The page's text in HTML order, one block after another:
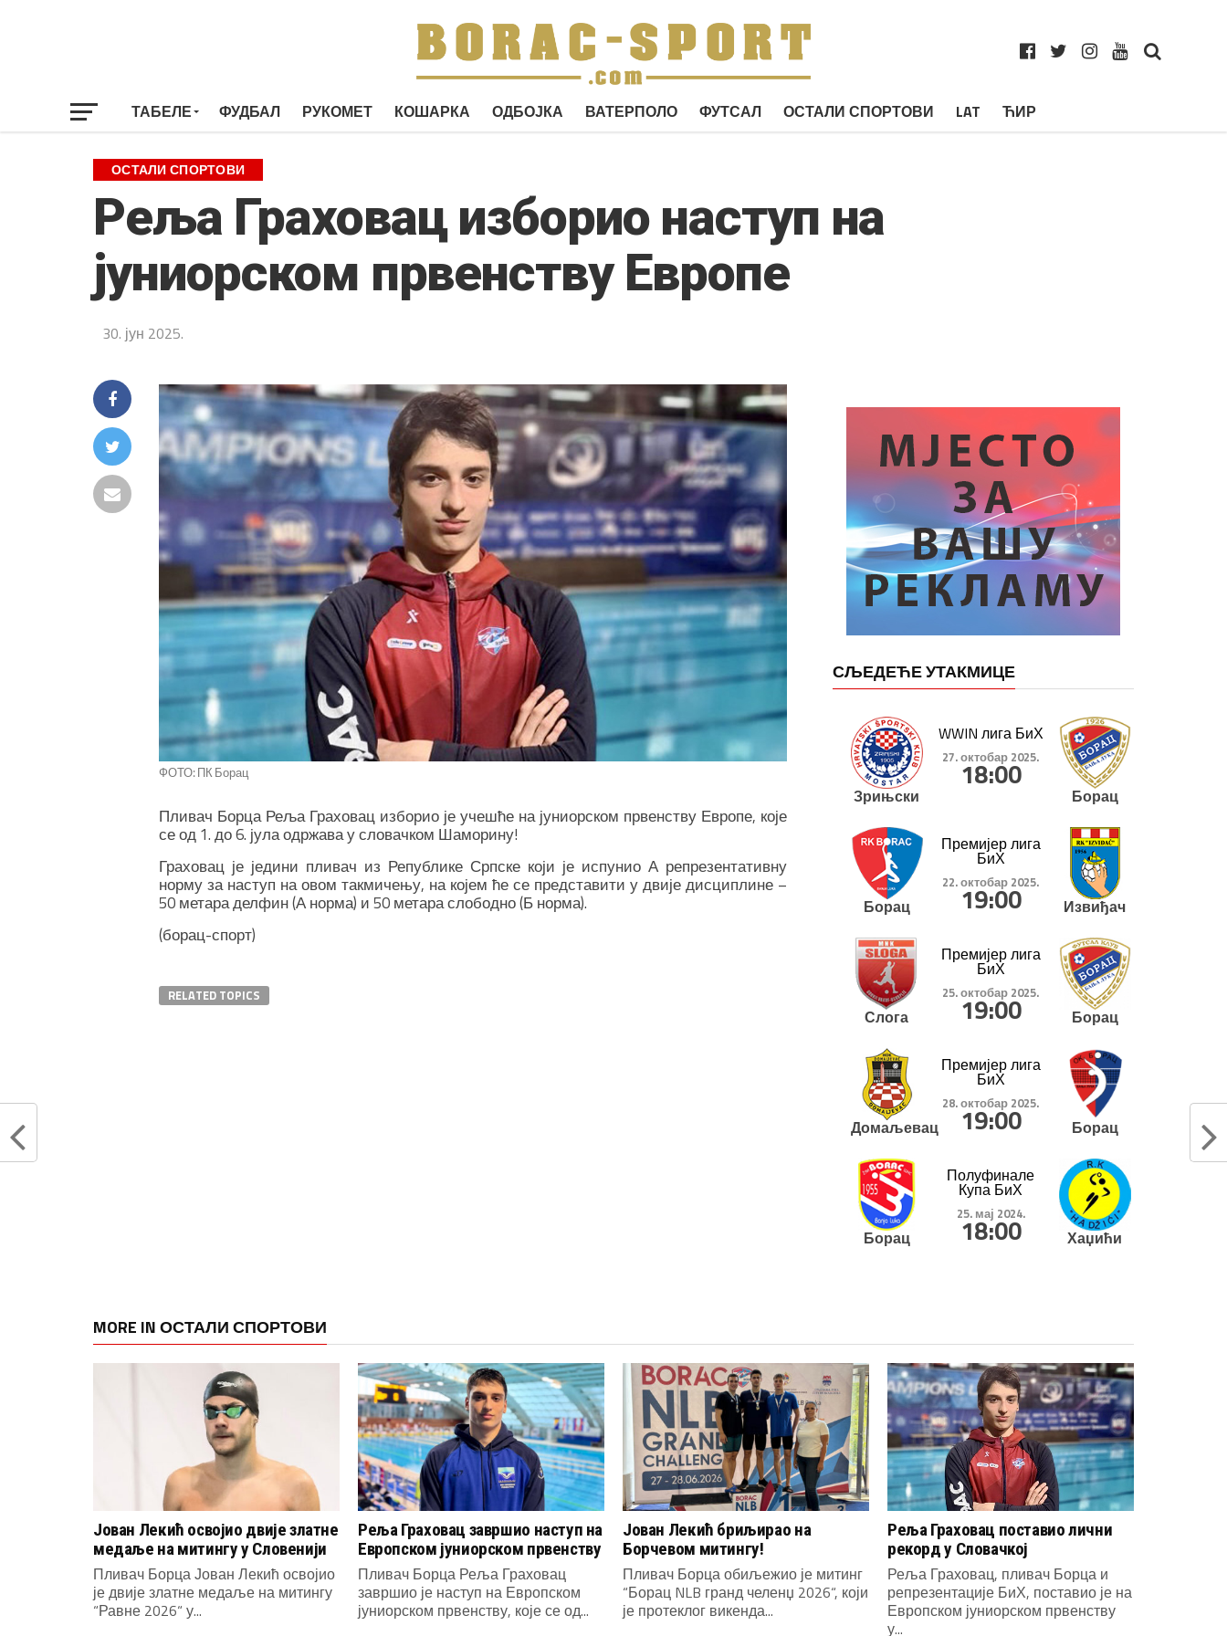
ТАБЕЛЕ ФУДБАЛ РУКОМЕТ КОШАРКА ОДБОЈКА ВАТЕРПОЛО ФУТСАЛ ОСТАЛИ СПОРТОВИ LAT ЋИР
ОСТАЛИ СПОРТОВИ
Реља Граховац изборио наступ на
јуниорском првенству Европе
30. јун 2025.
ФОТО: ПК Борац
Пливач Борца Реља Граховац изборио је учешће на јуниорском првенству Европе, које
се од 1. до 6. јула одржава у словачком Шаморину!
Граховац је једини пливач из Републике Српске који је испунио А репрезентативну
норму за наступ на овом такмичењу, на којем ће се представити у двије дисциплине –
50 метара делфин (А норма) и 50 метара слободно (Б норма).
(борац-спорт)
RELATED TOPICS
СЉЕДЕЋЕ УТАКМИЦЕ
Зрињски
WWIN лига БиХ
27. октобар 2025.
18:00
Борац
Борац
Премијер лига
БиХ
22. октобар 2025.
19:00 Извиђач
Слога
Премијер лига
БиХ
25. октобар 2025.
19:00 Борац
Домаљевац
Премијер лига
БиХ
28. октобар 2025.
19:00 Борац
Борац
Полуфинале
Купа БиХ
25. мај 2024.
18:00 Хаџићи
MORE IN ОСТАЛИ СПОРТОВИ
Јован Лекић освојио двије златне
медаље на митингу у Словенији
Пливач Борца Јован Лекић освојио
је двије златне медаље на митингу
“Равне 2026“ у...
Реља Граховац завршио наступ на
Европском јуниорском првенству
Пливач Борца Реља Граховац
завршио је наступ на Европском
јуниорском првенству, које се од...
Јован Лекић бриљирао на
Борчевом митингу!
Пливач Борца обиљежио је митинг
“Борац NLB гранд челенџ 2026“, који
је протеклог викенда...
Реља Граховац поставио лични
рекорд у Словачкој
Реља Граховац, пливач Борца и
репрезентације БиХ, поставио је на
Европском јуниорском првенству
у...